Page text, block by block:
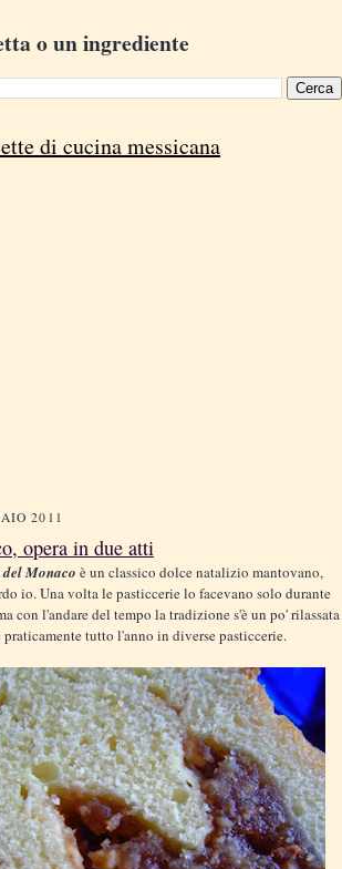
o un ingrediente
di cucina messicana
2011
opera in due atti
del Monaco è un classico dolce natalizio mantovano,
io. Una volta le pasticcerie lo facevano solo durante
con l'andare del tempo la tradizione s'è un po' rilassata
praticamente tutto l'anno in diverse pasticcerie.